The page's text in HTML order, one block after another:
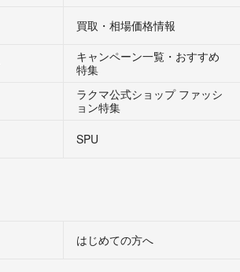
買取・相場価格情報
キャンペーン一覧・おすすめ
特集
ラクマ公式ショップ ファッシ
ョン特集
SPU
はじめての方へ